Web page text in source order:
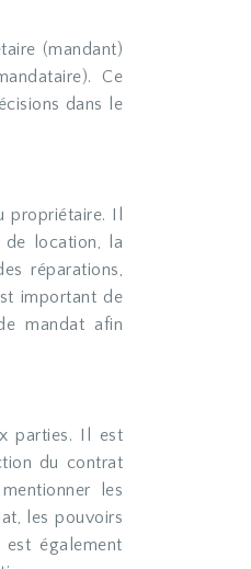
(mandant)
Ce
dans le
propriétaire. Il
de location, la
réparations,
important de
mandat afin
parties. Il est
du contrat
les
les pouvoirs
également